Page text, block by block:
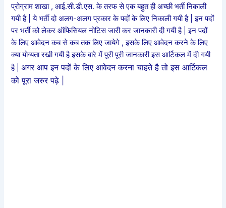
प्रोग्राम शाखा , आई.सी.डी.एस. के तरफ से एक बहुत ही अच्छी भर्ती निकाली
गयी है | ये भर्ती दो अलग-अलग प्रकार के पदों के लिए निकाली गयी है | इन पदों
पर भर्ती को लेकर ऑफिसियल नोटिस जारी कर जानकारी दी गयी है | इन पदों
के लिए आवेदन कब से कब तक लिए जायेगे , इसके लिए आवेदन करने के लिए
क्या योग्यता रखी गयी है इसके बारे में पूरी पूरी जानकारी इस आर्टिकल में दी गयी
है |अगर आप इन पदों के लिए आवेदन करना चाहते है तो इस आर्टिकल
को पूरा जरुर पढ़े |